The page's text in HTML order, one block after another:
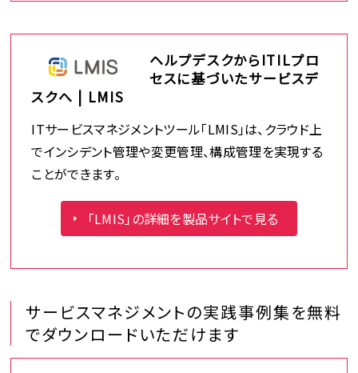
ヘルプデスクからITILプロ
セスに基づいたサービスデ
スクへ | LMIS
ITサービスマネジメントツール「LMIS」は、クラウド上
でインシデント管理や変更管理、構成管理を実現する
ことができます。
「LMIS」の詳細を製品サイトで見る
サービスマネジメントの実践事例集を無料
でダウンロードいただけます